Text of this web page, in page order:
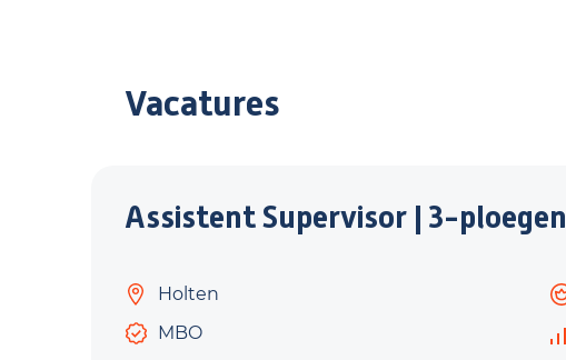
Vacatures
Assistent Supervisor | 3-ploegen
Holten
MBO